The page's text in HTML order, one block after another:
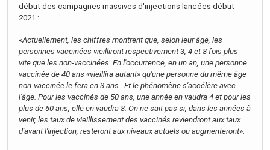
début des campagnes massives d'injections lancées début
2021 :
«Actuellement, les chiffres montrent que, selon leur âge, les
personnes vaccinées vieilliront respectivement 3, 4 et 8 fois plus
vite que les non-vaccinées. En l'occurrence, en un an, une personne
vaccinée de 40 ans «vieillira autant» qu'une personne du même âge
non-vaccinée le fera en 3 ans. Et le phénomène s'accélère avec
l'âge. Pour les vaccinés de 50 ans, une année en vaudra 4 et pour les
plus de 60 ans, elle en vaudra 8. On ne sait pas si, dans les années à
venir, les taux de vieillissement des vaccinés reviendront aux taux
d'avant l'injection, resteront aux niveaux actuels ou augmenteront».